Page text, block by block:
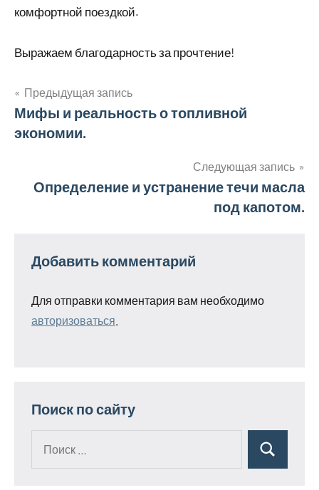
комфортной поездкой.
Выражаем благодарность за прочтение!
Навигация
по
Предыдущая запись
Мифы и реальность о топливной
экономии.
Следующая запись
Определение и устранение течи масла
под капотом.
Добавить комментарий
Для отправки комментария вам необходимо
авторизоваться
Поиск по сайту
Поиск